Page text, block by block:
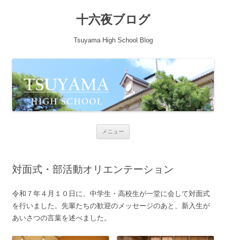
十六夜ブログ
Tsuyama High School Blog
メニュー
対面式・部活動オリエンテーション
令和７年４月１０日に、中学生・高校生が一堂に会して対面式
を行いました。先輩たちの歓迎のメッセージのあと、新入生が
あいさつの言葉を述べました。